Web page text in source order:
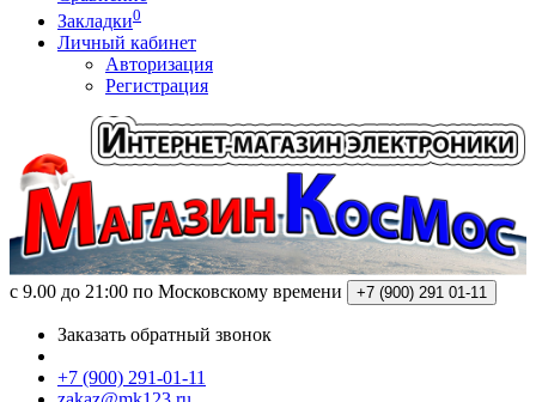
Закладки0
Личный кабинет
Авторизация
Регистрация
c 9.00 до 21:00 по Московскому времени +7 (900) 291 01-11
Заказать обратный звонок
+7 (900) 291-01-11